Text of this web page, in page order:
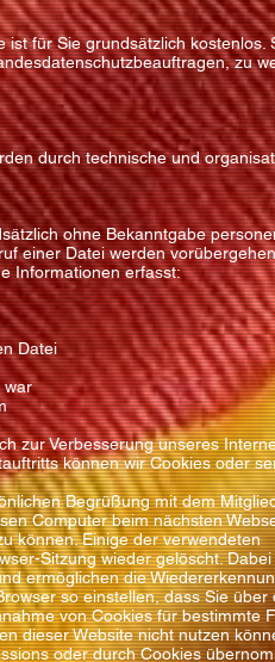
für Sie grundsätzlich
zu
durch technische und
ohne Bekanntgabe
einer Datei werden
Informationen erfasst:
Datei
war
zur Verbesserung unseres
können wir Cookies oder
Begrüßung mit dem
Computer beim nächsten
können. Einige der verwendeten
Sitzung wieder gelöscht.
ermöglichen die
so einstellen, dass Sie
von Cookies für bestimmte
dieser Website nicht nutzen
oder durch Cookies